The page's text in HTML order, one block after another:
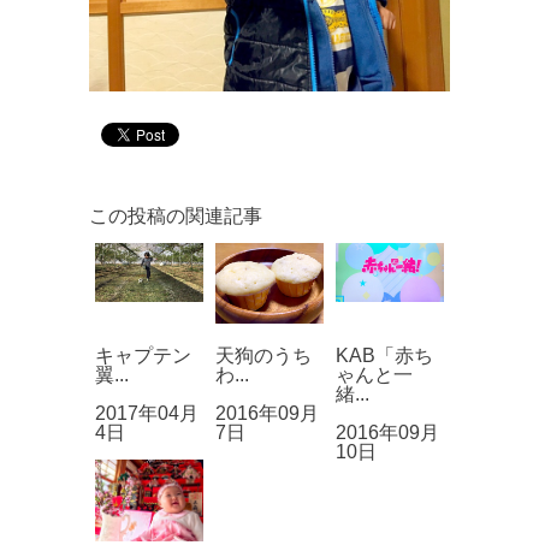
この投稿の関連記事
キャプテン
翼...
2017年04月
4日
天狗のうち
わ...
2016年09月
7日
KAB「赤ち
ゃんと一
緒...
2016年09月
10日